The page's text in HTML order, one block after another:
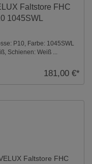
Faltstore FHC
1045SWL
P10, Farbe: 1045SWL
Schienen: Weiß ...
181,00 €*